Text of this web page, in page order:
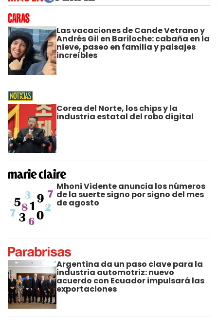
Las vacaciones de Cande Vetrano y
Andrés Gil en Bariloche: cabaña en la
nieve, paseo en familia y paisajes
increíbles
Corea del Norte, los chips y la
industria estatal del robo digital
Mhoni Vidente anuncia los números
de la suerte signo por signo del mes
de agosto
Argentina da un paso clave para la
industria automotriz: nuevo
acuerdo con Ecuador impulsará las
exportaciones